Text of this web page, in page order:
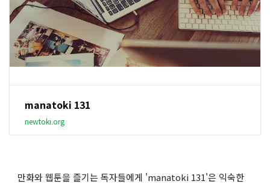
manatoki 131
newtoki.org
만화와 웹툰을 즐기는 독자들에게 'manatoki 131'은 익숙한